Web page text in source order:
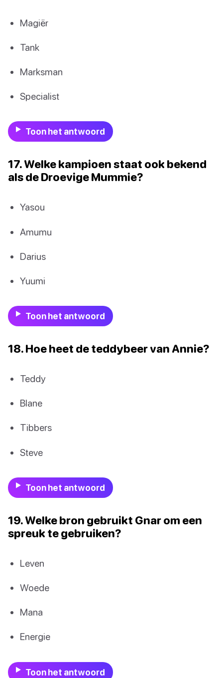
Magiër
Tank
Marksman
Specialist
Toon het antwoord
17. Welke kampioen staat ook bekend
als de Droevige Mummie?
Yasou
Amumu
Darius
Yuumi
Toon het antwoord
18. Hoe heet de teddybeer van Annie?
Teddy
Blane
Tibbers
Steve
Toon het antwoord
19. Welke bron gebruikt Gnar om een
spreuk te gebruiken?
Leven
Woede
Mana
Energie
Toon het antwoord